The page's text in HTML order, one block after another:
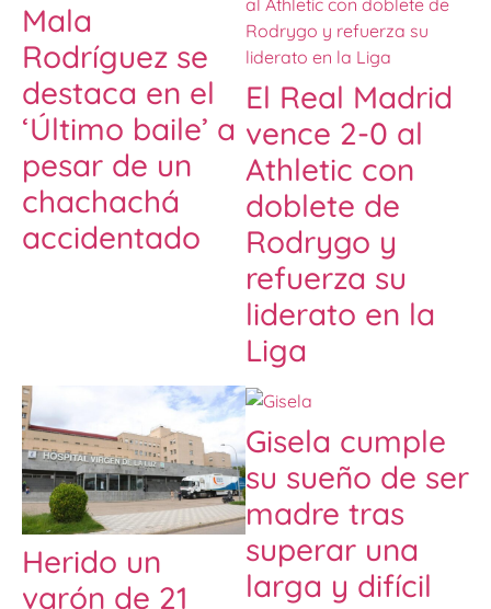
Mala
Rodríguez se
destaca en el
‘Último baile’ a
pesar de un
chachachá
accidentado
El Real Madrid
vence 2-0 al
Athletic con
doblete de
Rodrygo y
refuerza su
liderato en la
Liga
Herido un
varón de 21
Gisela cumple
su sueño de ser
madre tras
superar una
larga y difícil